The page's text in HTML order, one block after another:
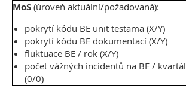
MoS (úroveň aktuální/požadovaná):
pokrytí kódu BE unit testama (X/Y)
pokrytí kódu BE dokumentací (X/Y)
fluktuace BE / rok (X/Y)
počet vážných incidentů na BE / kvartál
(0/0)